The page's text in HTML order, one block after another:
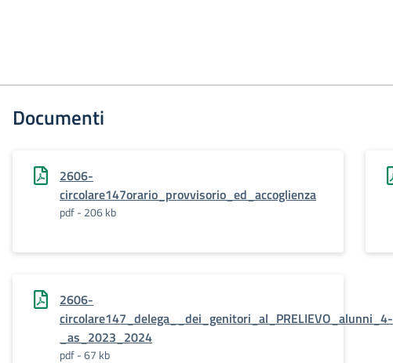
Documenti
2606-
circolare147orario_provvisorio_ed_accoglienza
pdf - 206 kb
2606-
circolare147_delega__dei_genitori_al_PRELIEVO_alunni_4-
_as_2023_2024
pdf - 67 kb